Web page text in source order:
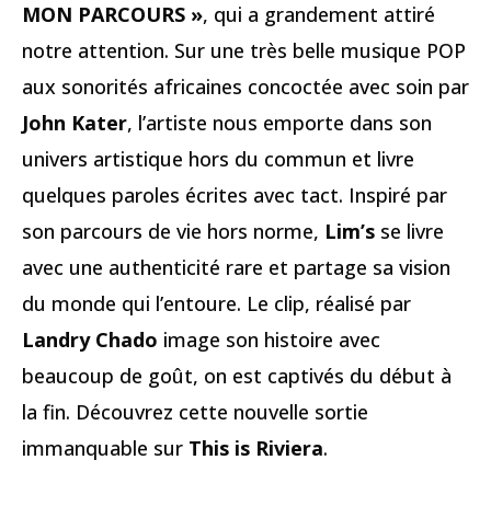
MON PARCOURS », qui a grandement attiré
notre attention. Sur une très belle musique POP
aux sonorités africaines concoctée avec soin par
John Kater, l’artiste nous emporte dans son
univers artistique hors du commun et livre
quelques paroles écrites avec tact. Inspiré par
son parcours de vie hors norme, Lim’s se livre
avec une authenticité rare et partage sa vision
du monde qui l’entoure. Le clip, réalisé par
Landry Chado image son histoire avec
beaucoup de goût, on est captivés du début à
la fin. Découvrez cette nouvelle sortie
immanquable sur This is Riviera.